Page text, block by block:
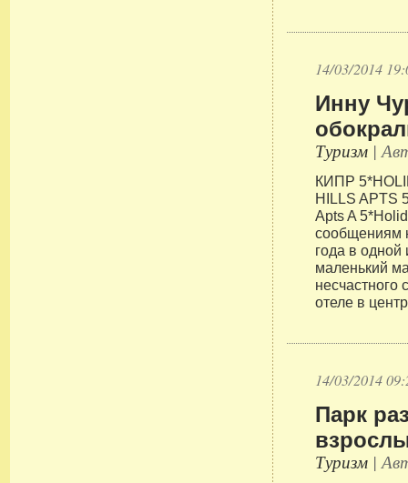
14/03/2014
Инну
Туризм |
КИПР
HILLS APTS
Apts A
сообщениям
года в
маленький
несчастного
отеле в
14/03/2014
Парк
Туризм |